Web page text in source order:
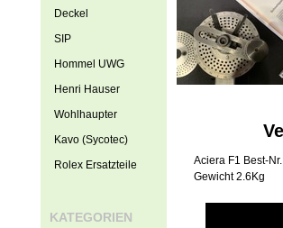
Aciera F1 Best-
Gewicht 2.6Kg
Deckel
SIP
Hommel UWG
Henri Hauser
Wohlhaupter
Kavo (Sycotec)
Rolex Ersatzteile
KATEGORIEN